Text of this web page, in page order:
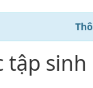
tập